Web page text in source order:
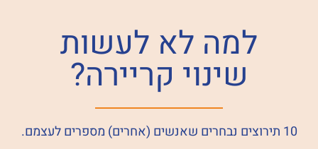
למה לא לעשות
שינוי קריירה?
10 תירוצים נבחרים שאנשים (אחרים) מספרים לעצמם.